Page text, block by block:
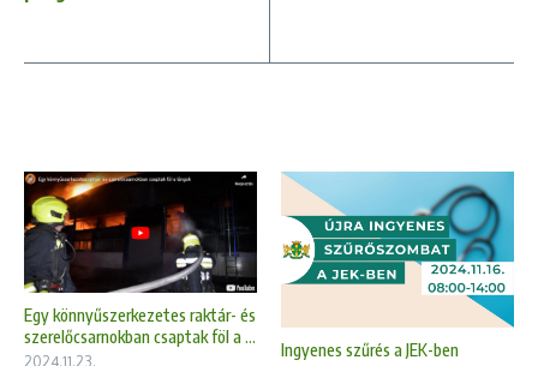
Egy könnyűszerkezetes raktár- és
szerelőcsarnokban csaptak föl a ...
2024.11.23.
Ingyenes szűrés a JEK-ben